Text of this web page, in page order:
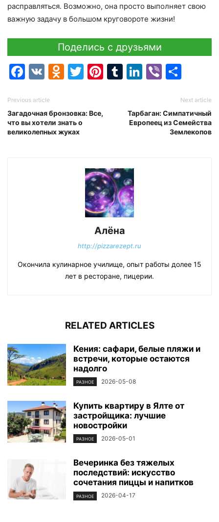
расправляться. Возможно, она просто выполняет свою
важную задачу в большом круговороте жизни!
Поделись с друзьями
Facebook
VK Odnoklassniki
Twitter
Pinterest
Tumblr
LinkedIn
Viber
Previous article
Загадочная бронзовка: Все,
что вы хотели знать о
великолепных жуках
Next article
Тарбаган: Симпатичный
Европеец из Семейства
Землекопов
Алёна
http://pizzarezept.ru
Окончила кулинарное училище, опыт работы долее 15
лет в ресторане, пицерии.
RELATED ARTICLES
Кения: сафари, белые пляжи и
встречи, которые остаются
надолго
РАЗНОЕ 2026-05-08
Купить квартиру в Ялте от
застройщика: лучшие
новостройки
РАЗНОЕ 2026-05-01
Вечеринка без тяжелых
последствий: искусство
сочетания пиццы и напитков
РАЗНОЕ 2026-04-17